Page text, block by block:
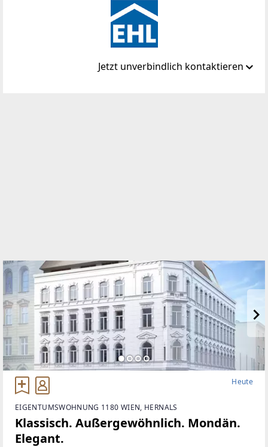
Jetzt unverbindlich kontaktieren
Heute
EIGENTUMSWOHNUNG 1180 WIEN, HERNALS
Klassisch. Außergewöhnlich. Mondän.
Elegant.